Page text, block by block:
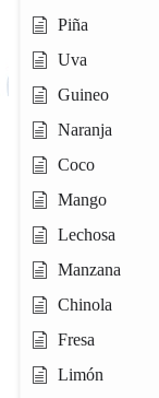
Piña
Uva
Guineo
Naranja
Coco
Mango
Lechosa
Manzana
Chinola
Fresa
Limón